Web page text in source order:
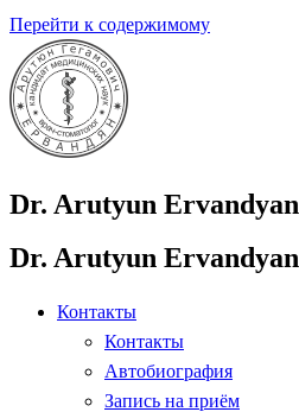
Перейти к содержимому
Dr. Arutyun Ervandyan
Dr. Arutyun Ervandyan
Контакты
Контакты
Автобиография
Запись на приём